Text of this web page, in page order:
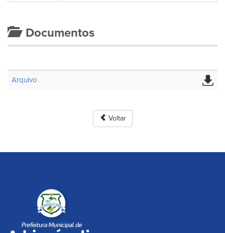
Documentos
Arquivo
Voltar